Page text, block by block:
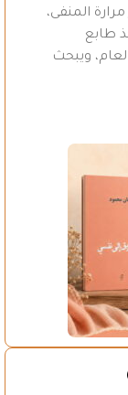
المنفى،
طابع
ويبحث